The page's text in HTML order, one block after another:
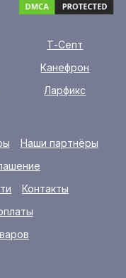
Т-Септ
Канефрон
Ларфикс
Наши партнёры
Контакты